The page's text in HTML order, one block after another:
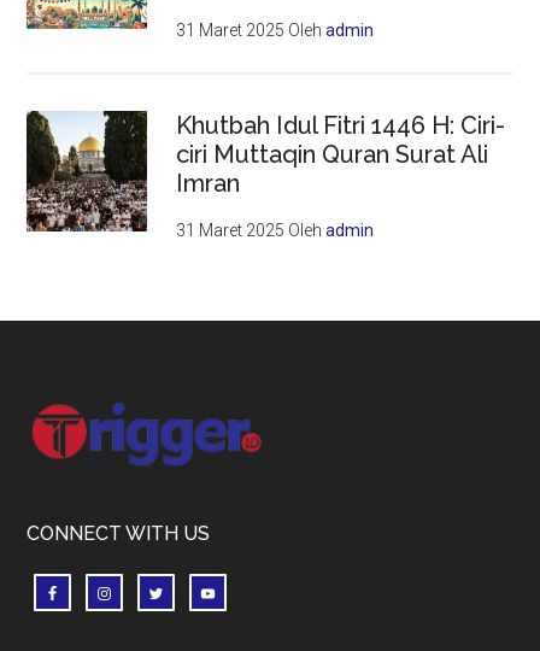
31 Maret 2025 Olehadmin
Khutbah Idul Fitri 1446 H: Ciri-
ciri Muttaqin Quran Surat Ali
Imran
31 Maret 2025 Olehadmin
Footer
CONNECT WITH US